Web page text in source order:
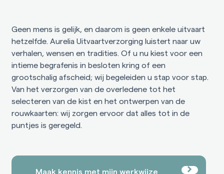
Geen mens is gelijk, en daarom is geen enkele uitvaart
hetzelfde. Aurelia Uitvaartverzorging luistert naar uw
verhalen, wensen en tradities. Of u nu kiest voor een
intieme begrafenis in besloten kring of een
grootschalig afscheid; wij begeleiden u stap voor stap.
Van het verzorgen van de overledene tot het
selecteren van de kist en het ontwerpen van de
rouwkaarten: wij zorgen ervoor dat alles tot in de
puntjes is geregeld.
Maak kennis met mijn werkwijze